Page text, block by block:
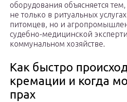
оборудования объясняется тем,
не только в ритуальных
питомцев, но и
судебно-медицинской
коммунальном хозяйстве.
Как быстро
кремации и когда
прах